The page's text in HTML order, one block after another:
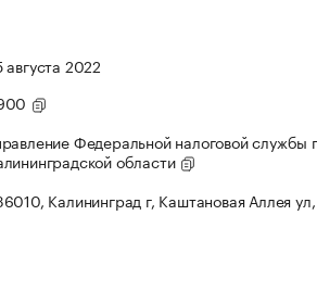
августа 2022
Федеральной налоговой службы
области
Калининград г, Каштановая Аллея